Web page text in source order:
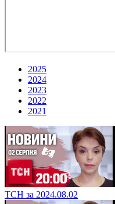
2025
2024
2023
2022
2021
ТСН за 2024.08.02